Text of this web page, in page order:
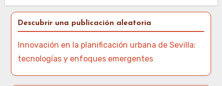
Descubrir una publicación aleatoria
Innovación en la planificación urbana de Sevilla:
tecnologías y enfoques emergentes